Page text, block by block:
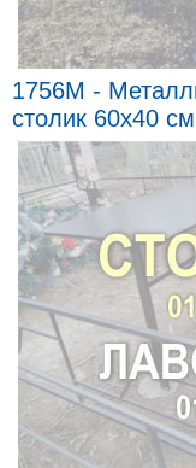
1756M -
столик 60x40